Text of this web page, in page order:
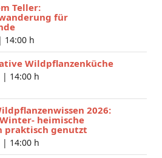
Teller:
für
14:00 h
Wildpflanzenküche
| 14:00 h
2026:
heimische
praktisch genutzt
| 14:00 h